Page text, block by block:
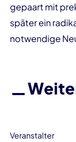
gepaart mit
später ein
notwendige
Veranstalter